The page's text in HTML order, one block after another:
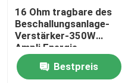
PA-Mikrofon-System
Drahtlose Konferenz-
16 Ohm tragbare des
Beschallungsanlage-
Verstärker-350W
Ampli Energie-
Tonanlage-
Bestpreis